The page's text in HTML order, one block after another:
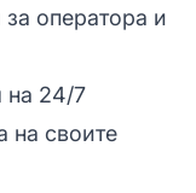
оператора и
на 24/7
на своите